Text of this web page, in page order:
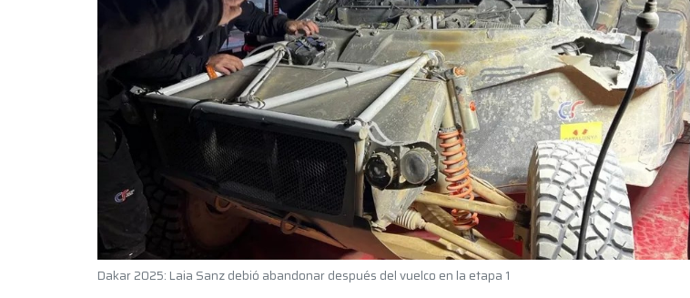
Dakar 2025: Laia Sanz debió abandonar después del vuelco en la etapa 1